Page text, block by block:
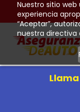
Nuestro sitio
experiencia
“Aceptar”,
nuestra directiva